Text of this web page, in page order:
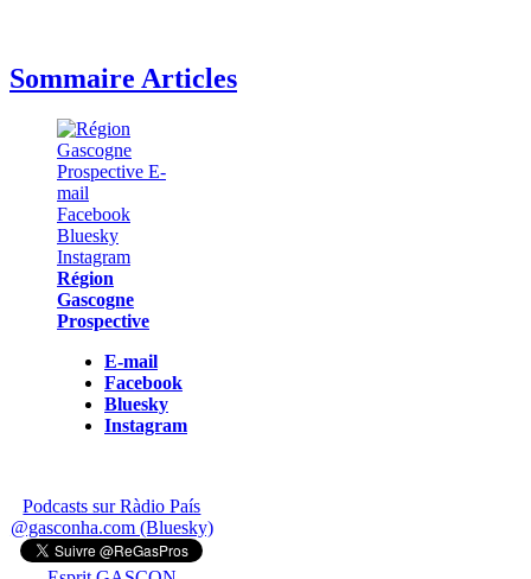
Sommaire Articles
Région
Gascogne
Prospective
E-mail
Facebook
Bluesky
Instagram
Podcasts sur Ràdio País
@gasconha.com (Bluesky)